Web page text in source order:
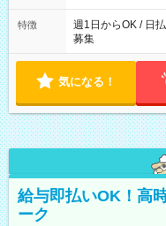
特徴
週1日からOK / 日
募集
気になる！
給与即払いOK！高
ーク